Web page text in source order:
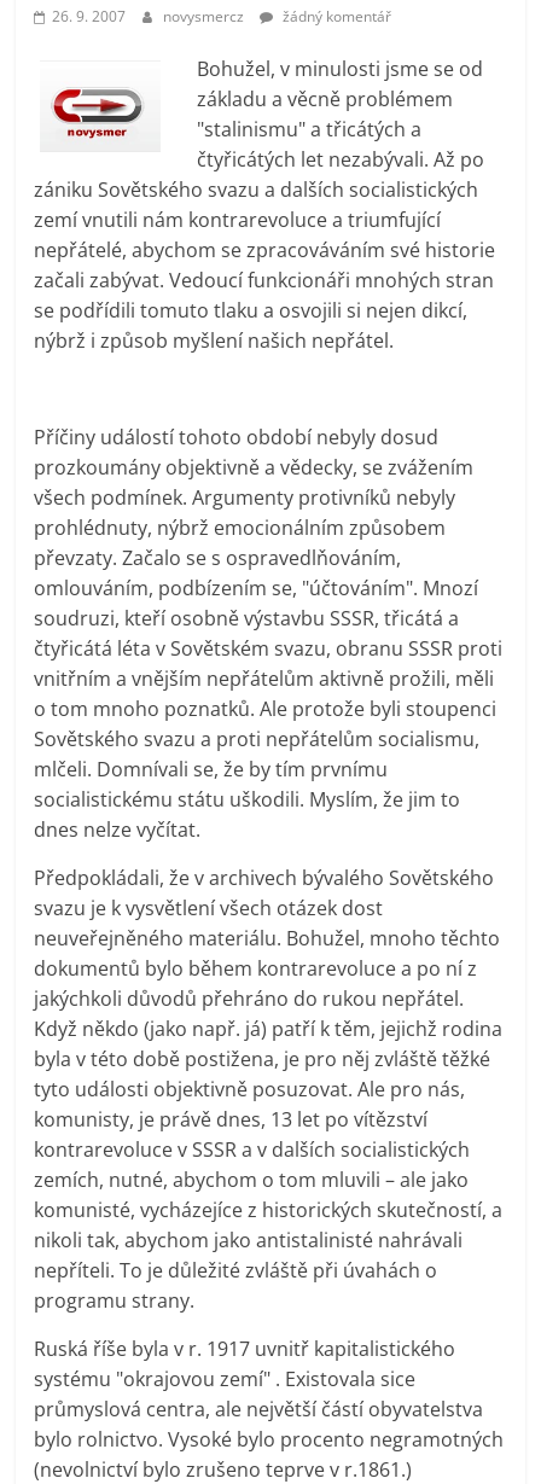
prospívá?
26. 9. 2007 novysmercz žádný komentář
Bohužel, v minulosti jsme se od
základu a věcně problémem
"stalinismu" a třicátých a
čtyřicátých let nezabývali. Až po
zániku Sovětského svazu a dalších socialistických
zemí vnutili nám kontrarevoluce a triumfující
nepřátelé, abychom se zpracováváním své historie
začali zabývat. Vedoucí funkcionáři mnohých stran
se podřídili tomuto tlaku a osvojili si nejen dikcí,
nýbrž i způsob myšlení našich nepřátel.
Příčiny událostí tohoto období nebyly dosud
prozkoumány objektivně a vědecky, se zvážením
všech podmínek. Argumenty protivníků nebyly
prohlédnuty, nýbrž emocionálním způsobem
převzaty. Začalo se s ospravedlňováním,
omlouváním, podbízením se, "účtováním". Mnozí
soudruzi, kteří osobně výstavbu SSSR, třicátá a
čtyřicátá léta v Sovětském svazu, obranu SSSR proti
vnitřním a vnějším nepřátelům aktivně prožili, měli
o tom mnoho poznatků. Ale protože byli stoupenci
Sovětského svazu a proti nepřátelům socialismu,
mlčeli. Domnívali se, že by tím prvnímu
socialistickému státu uškodili. Myslím, že jim to
dnes nelze vyčítat.
Předpokládali, že v archivech bývalého Sovětského
svazu je k vysvětlení všech otázek dost
neuveřejněného materiálu. Bohužel, mnoho těchto
dokumentů bylo během kontrarevoluce a po ní z
jakýchkoli důvodů přehráno do rukou nepřátel.
Když někdo (jako např. já) patří k těm, jejichž rodina
byla v této době postižena, je pro něj zvláště těžké
tyto události objektivně posuzovat. Ale pro nás,
komunisty, je právě dnes, 13 let po vítězství
kontrarevoluce v SSSR a v dalších socialistických
zemích, nutné, abychom o tom mluvili – ale jako
komunisté, vycházejíce z historických skutečností, a
nikoli tak, abychom jako antistalinisté nahrávali
nepříteli. To je důležité zvláště při úvahách o
programu strany.
Ruská říše byla v r. 1917 uvnitř kapitalistického
systému "okrajovou zemí" . Existovala sice
průmyslová centra, ale největší částí obyvatelstva
bylo rolnictvo. Vysoké bylo procento negramotných
(nevolnictví bylo zrušeno teprve v r.1861.)